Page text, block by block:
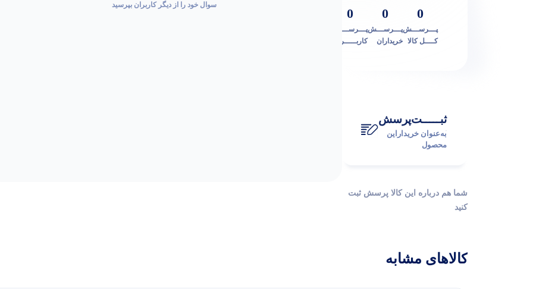
0
پـــرســـش
کــــل کالا
0
پـــرســـش
خریداران
0
پـــرســـش
کاربـــــران
ثبـــــت‌پرسش
به‌عنوان ‌خریدار‌این‌
محصول
شما هم درباره این کالا پرسش ثبت
کنید
سوال خود را از دیگر کاربران بپرسید
کالاهای مشابه